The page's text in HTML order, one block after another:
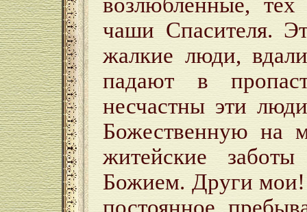
чаши Спасителя.
жалкие люди,
падают в
несчастны эти
Божественную на
житейские
Божием. Други